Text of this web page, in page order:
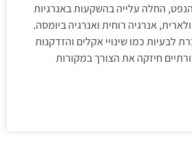
הנפט, החלה עלייה בהשקעות באנרגיות
אנרגיה רוחית ואנרגיה ביומסה.
לבעיות כמו שינויי אקלים והזדקנות
חיזקה את הצורך במקורות